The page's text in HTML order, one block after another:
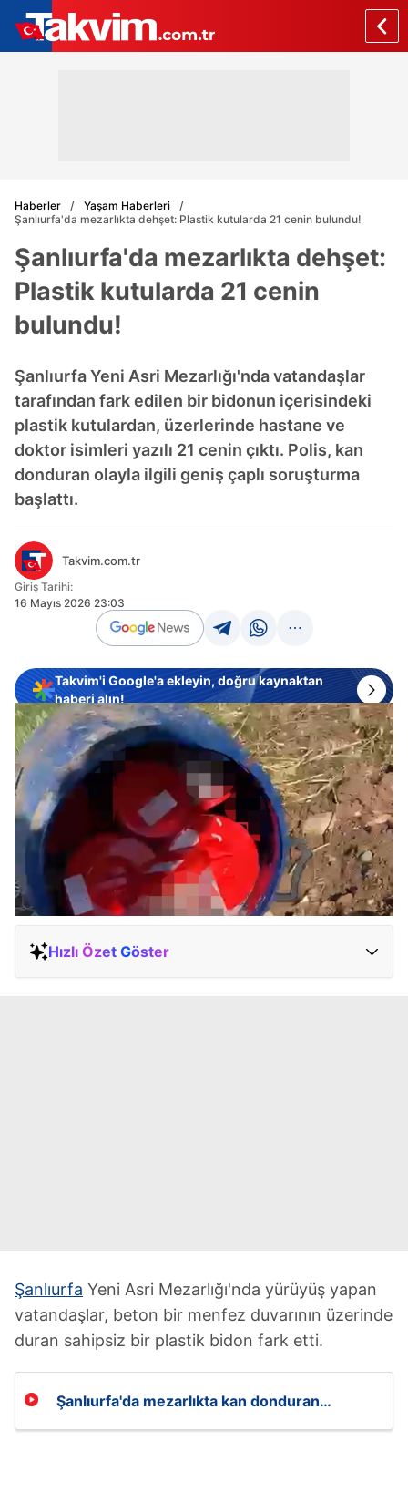
Haberler
Yaşam Haberleri
Şanlıurfa'da mezarlıkta dehşet: Plastik kutularda 21 cenin bulundu!
Şanlıurfa'da mezarlıkta dehşet:
Plastik kutularda 21 cenin
bulundu!
Şanlıurfa Yeni Asri Mezarlığı'nda vatandaşlar
tarafından fark edilen bir bidonun içerisindeki
plastik kutulardan, üzerlerinde hastane ve
doktor isimleri yazılı 21 cenin çıktı. Polis, kan
donduran olayla ilgili geniş çaplı soruşturma
başlattı.
Takvim.com.tr
Giriş Tarihi:
16 Mayıs 2026 23:03
Takvim'i Google'a ekleyin, doğru kaynaktan
haberi alın!
Hızlı Özet Göster
Şanlıurfa Yeni Asri Mezarlığı'nda yürüyüş yapan
vatandaşlar, beton bir menfez duvarının üzerinde
duran sahipsiz bir plastik bidon fark etti.
Şanlıurfa'da mezarlıkta kan donduran